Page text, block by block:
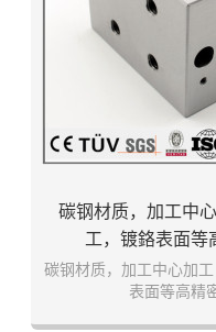
碳钢材质，加工中
工，镀鉻表面等
碳钢材质，加工中心加
表面等高精